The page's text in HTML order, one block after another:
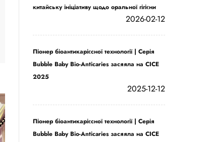
китайську ініціативу щодо оральної гігієни
2026-02-12
Піонер біоантикарієсної технології | Серія
Bubble Baby Bio-Anticaries засяяла на CICE
2025
2025-12-12
Піонер біоантикарієсної технології | Серія
Bubble Baby Bio-Anticaries засяяла на CICE